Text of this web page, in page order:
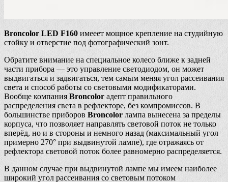
Broncolor LED F160 имееет мощное крепление на студийную
стойку и отверстие под фотографический зонт.
Обратите внимание на специальное колесо ближе к задней
части прибора — это управление светодиодом, он может
выдвигаться и задвигаться, тем самым меняя угол рассеивания
света и способ работы со световыми модификаторами.
Вообще компания Broncolor адепт правильного
распределения света в рефлекторе, без компромиссов. В
большинстве приборов Broncolor лампа вынесена за пределы
корпуса, что позволяет направлять световой поток не только
вперёд, но и в стороны и немного назад (максимальный угол
примерно 270° при выдвинутой лампе), где отражаясь от
рефлектора световой поток более равномерно распределяется.
В данном случае при выдвинутой лампе мы имеем наиболее
широкий угол рассеивания со световым потоком